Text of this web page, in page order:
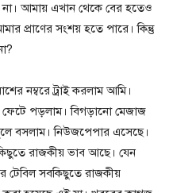
আমায় এখান থেকে বের হতেও
প্রাণের সংশয় হতে পারে। কিন্তু
নম্বরে ট্রাই করলাম আমি।
ফেটে পড়লাম। বিগড়ানো মেজাজ
বসলাম। নিউজপেপার এসেছে।
রাজকীয় ভাব আছে। যেন
সবকিছুতে রাজকীয়